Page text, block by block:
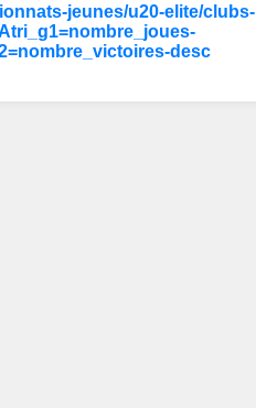
jeunes/u20-elite/clubs-
desc